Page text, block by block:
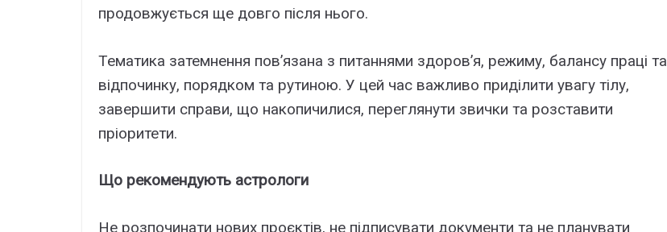
продовжується ще довго після нього.
Тематика затемнення пов’язана з питаннями здоров’я, режиму, балансу праці та
відпочинку, порядком та рутиною. У цей час важливо приділити увагу тілу,
завершити справи, що накопичилися, переглянути звички та розставити
пріоритети.
Що рекомендують астрологи
Не розпочинати нових проєктів, не підписувати документи та не планувати